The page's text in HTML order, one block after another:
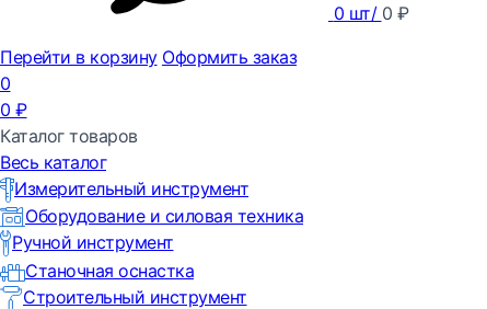
0 шт/ 0 ₽
Перейти в корзину Оформить заказ
0
0 ₽
Каталог товаров
Весь каталог
Измерительный инструмент
Оборудование и силовая техника
Ручной инструмент
Станочная оснастка
Строительный инструмент